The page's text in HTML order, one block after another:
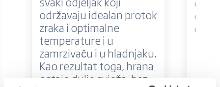
održavaju idealan protok
zraka i optimalne
temperature i u
zamrzivaču i u hladnjaku.
Kao rezultat toga, hrana
ostaje dulje svježa, bez